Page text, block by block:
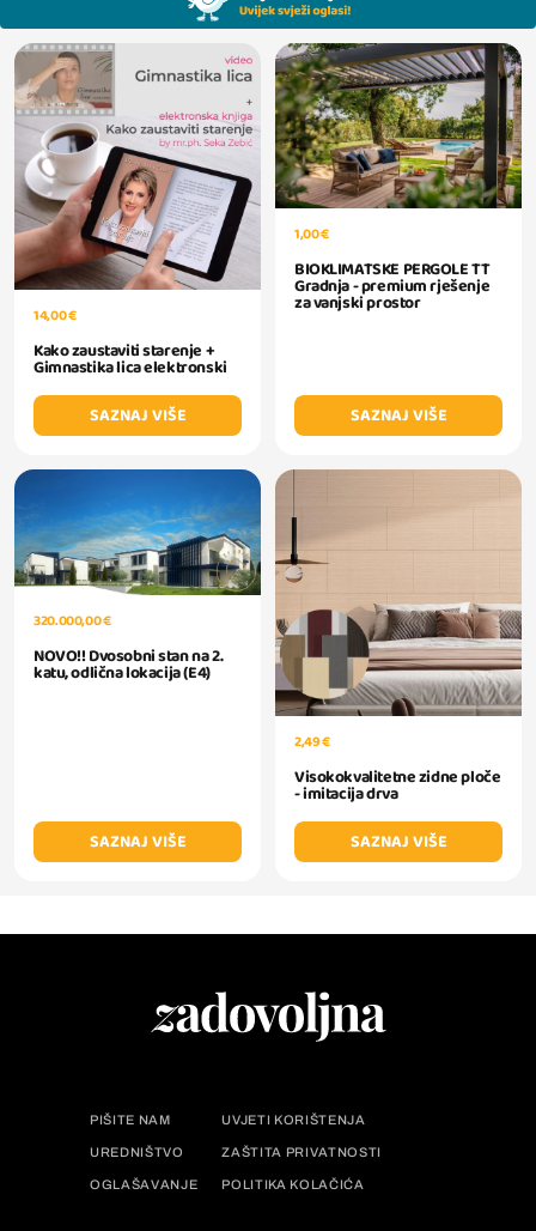
14,00 €
Kako zaustaviti starenje +
Gimnastika lica elektronski
SAZNAJ VIŠE
1,00 €
BIOKLIMATSKE PERGOLE TT
Gradnja - premium rješenje
za vanjski prostor
SAZNAJ VIŠE
320.000,00 €
NOVO!! Dvosobni stan na 2.
katu, odlična lokacija (E4)
SAZNAJ VIŠE
2,49 €
Visokokvalitetne zidne ploče
- imitacija drva
SAZNAJ VIŠE
PIŠITE NAM UVJETI KORIŠTENJA
UREDNIŠTVO ZAŠTITA PRIVATNOSTI
OGLAŠAVANJE POLITIKA KOLAČIĆA